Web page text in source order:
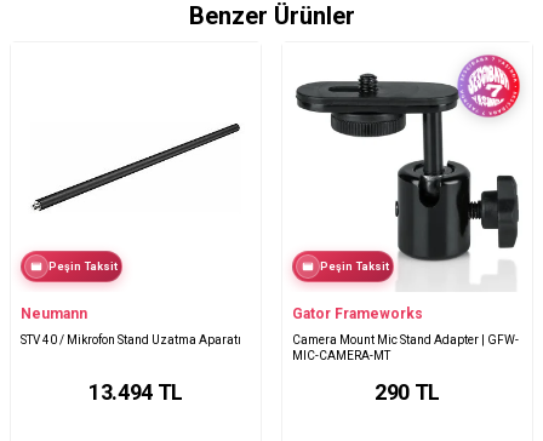
Benzer Ürünler
Peşin Taksit
Neumann
STV 40 / Mikrofon Stand Uzatma Aparatı
13.494TL
Peşin Taksit
Gator Frameworks
Camera Mount Mic Stand Adapter | GFW-
MIC-CAMERA-MT
290 TL